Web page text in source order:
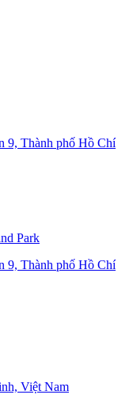
9, Thành phố Hồ Chí
Park
9, Thành phố Hồ Chí
Việt Nam